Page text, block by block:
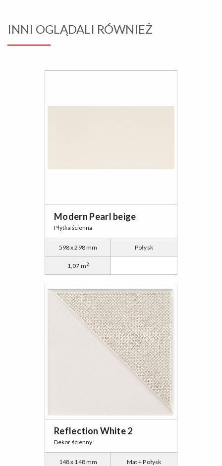
INNI OGLĄDALI RÓWNIEŻ
Modern Pearl beige
Płytka ścienna
598 x 298 mm Połysk
1,07 m2
Reflection White 2
Dekor ścienny
148 x 148 mm Mat + Połysk